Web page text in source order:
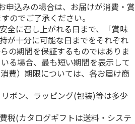
込みの場合は、お届けが消費・賞
のでご了承ください。
全に召し上がれる日まで、「賞味
が十分に可能な日までをそれぞれ
の期間を保証するものではありま
る場合、最も短い期間を表示して
費）期限については、各お届け商
ボン、ラッピング(包装)等は多少
税(カタログギフトは送料・システ